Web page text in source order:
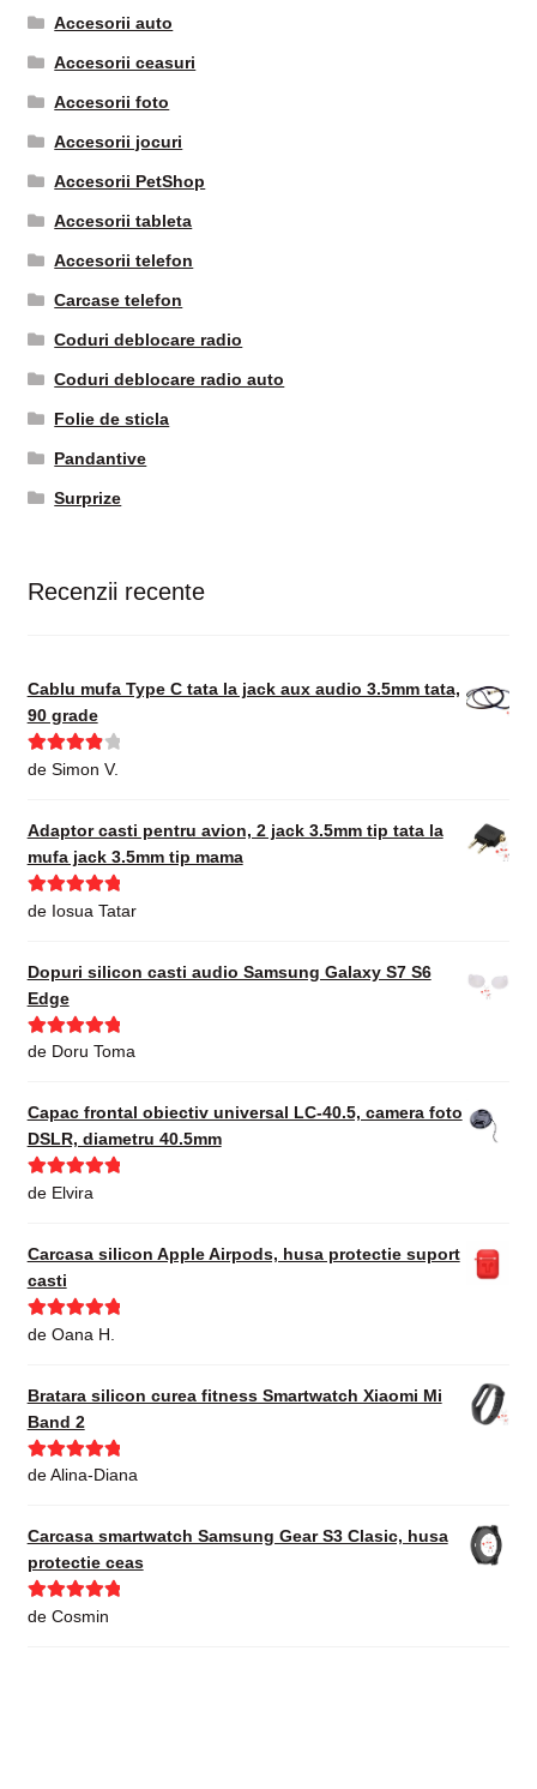
Accesorii auto
Accesorii ceasuri
Accesorii foto
Accesorii jocuri
Accesorii PetShop
Accesorii tableta
Accesorii telefon
Carcase telefon
Coduri deblocare radio
Coduri deblocare radio auto
Folie de sticla
Pandantive
Surprize
Recenzii recente
Cablu mufa Type C tata la jack aux audio 3.5mm tata,
90 grade
Evaluat la
de Simon V.
Adaptor casti pentru avion, 2 jack 3.5mm tip tata la
mufa jack 3.5mm tip mama
Evaluat la5
de Iosua Tatar
Dopuri silicon casti audio Samsung Galaxy S7 S6
Edge
Evaluat la5
de Doru Toma
Capac frontal obiectiv universal LC-40.5, camera foto
DSLR, diametru 40.5mm
Evaluat la
de Elvira
Carcasa silicon Apple Airpods, husa protectie suport
casti
Evaluat la5
de Oana H.
Bratara silicon curea fitness Smartwatch Xiaomi Mi
Band 2
Evaluat la5
de Alina-Diana
Carcasa smartwatch Samsung Gear S3 Clasic, husa
protectie ceas
Evaluat la5
de Cosmin